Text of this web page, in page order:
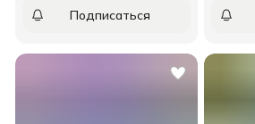
Подписаться